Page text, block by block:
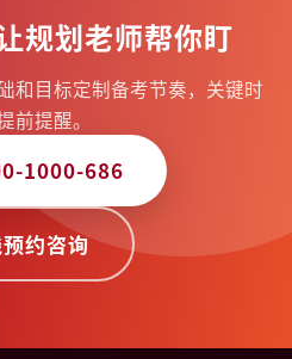
规划老师帮你盯
和目标定制备考节奏，关键时
前提醒。
1000-686
约咨询